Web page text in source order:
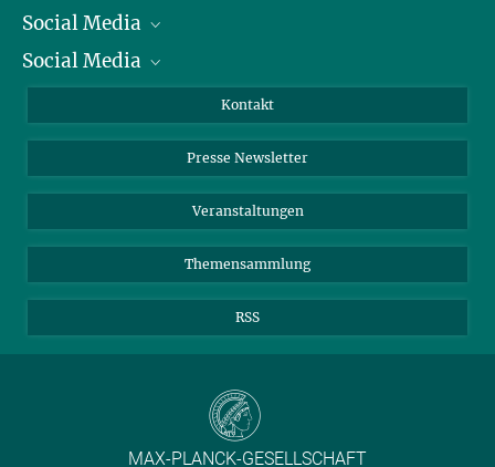
Präsident
Zahlen und Fakten
Social Media
Bluesky
TikTok
Social Media
Instagram
YouTube
Kontakt
Presse Newsletter
Veranstaltungen
Themensammlung
RSS
MAX-PLANCK-GESELLSCHAFT